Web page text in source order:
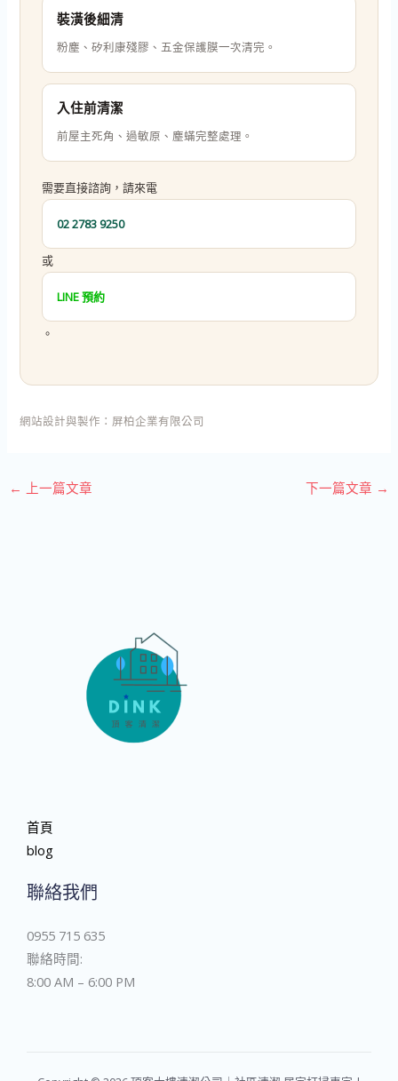
裝潢後細清
粉塵、矽利康殘膠、五金保護膜一次清完。
入住前清潔
前屋主死角、過敏原、塵蟎完整處理。
需要直接諮詢，請來電
02 2783 9250
或
LINE 預約
。
網站設計與製作： 屏柏企業有限公司
← 上一篇文章 下一篇文章 →
首頁
blog
聯絡我們
0955 715 635
聯絡時間:
8:00 AM – 6:00 PM